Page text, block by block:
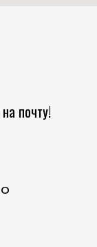
почту!